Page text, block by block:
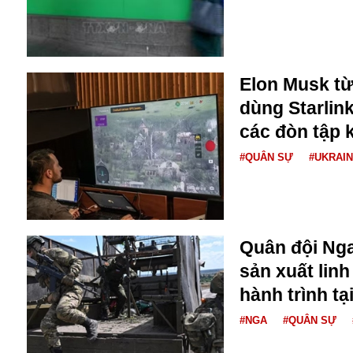
Crimea
Chính trị
Công nghệ
Chuyện hay
Chuyện lạ
Cuộc sống quanh ta
Casino
Chiến tranh thương mại
Chi hội phụ nữ TTTM Mátxcơva
Chính trị Nga
Chợ Vòm
Cảnh sát
Cấm bay
Cao tốc
Canada
Elon Musk
dùng
các đòn tập
#QUÂN SỰ
Quân đội
sản xuất
hành trình
#NGA #QUÂN SỰ